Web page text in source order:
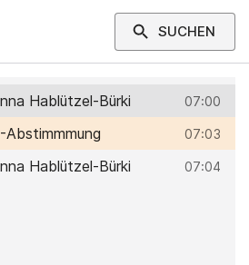
SUCHEN
Hablützel-Bürki 07:00
07:03
Hablützel-Bürki 07:04